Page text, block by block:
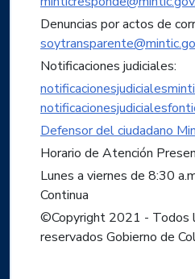
Denuncias por actos de
Notificaciones judiciales:
Defensor del ciudadano
Horario de Atención
Lunes a viernes de 8:30
Continua
©Copyright 2021 - Todos
reservados Gobierno de